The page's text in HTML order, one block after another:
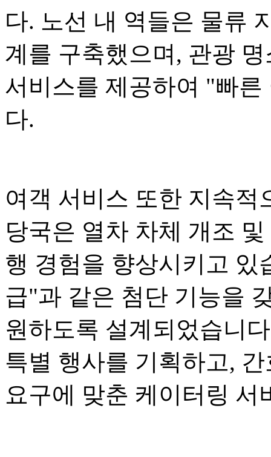
다. 노선 내 역들은 물류
계를 구축했으며, 관광
서비스를 제공하여 "빠
다.
여객 서비스 또한 지속적
당국은 열차 차체 개조
행 경험을 향상시키고 있
급"과 같은 첨단 기능을
원하도록 설계되었습니
특별 행사를 기획하고,
요구에 맞춘 케이터링 서